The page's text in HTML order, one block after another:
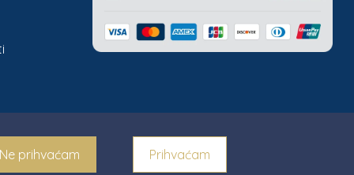
Ne prihvaćam Prihvaćam